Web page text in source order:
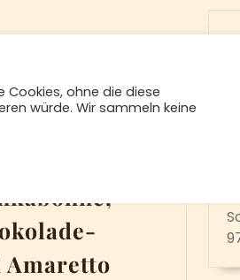
Ale*,
Amaretto
Cookies, ohne die diese
würde. Wir sammeln keine